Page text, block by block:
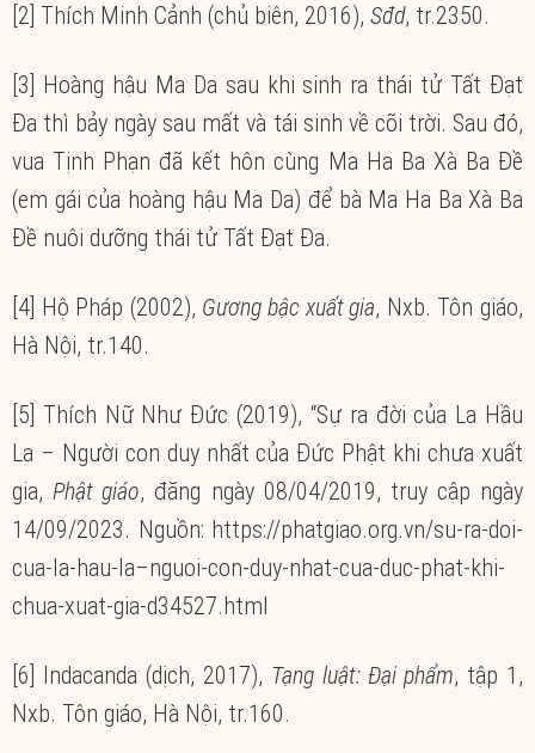
[2] Thích Minh Cảnh (chủ biên, 2016), Sđd, tr.2350.
[3] Hoàng hậu Ma Da sau khi sinh ra thái tử Tất Đạt
Đa thì bảy ngày sau mất và tái sinh về cõi trời. Sau đó,
vua Tịnh Phạn đã kết hôn cùng Ma Ha Ba Xà Ba Đề
(em gái của hoàng hậu Ma Da) để bà Ma Ha Ba Xà Ba
Đề nuôi dưỡng thái tử Tất Đạt Đa.
[4] Hộ Pháp (2002), Gương bậc xuất gia, Nxb. Tôn giáo,
Hà Nội, tr.140.
[5] Thích Nữ Như Đức (2019), “Sự ra đời của La Hầu
La – Người con duy nhất của Đức Phật khi chưa xuất
gia,Phật giáo, đăng ngày 08/04/2019, truy cập ngày
14/09/2023. Nguồn: https://phatgiao.org.vn/su-ra-doi-
cua-la-hau-la–nguoi-con-duy-nhat-cua-duc-phat-khi-
chua-xuat-gia-d34527.html
[6] Indacanda (dịch, 2017), Tạng luật: Đại phẩm, tập 1,
Nxb. Tôn giáo, Hà Nội, tr.160.